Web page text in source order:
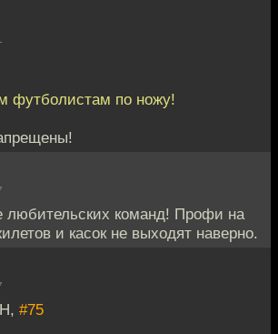
футболистам по ножу!
любительских команд! Профи на
и касок не выходят наверно.
#75